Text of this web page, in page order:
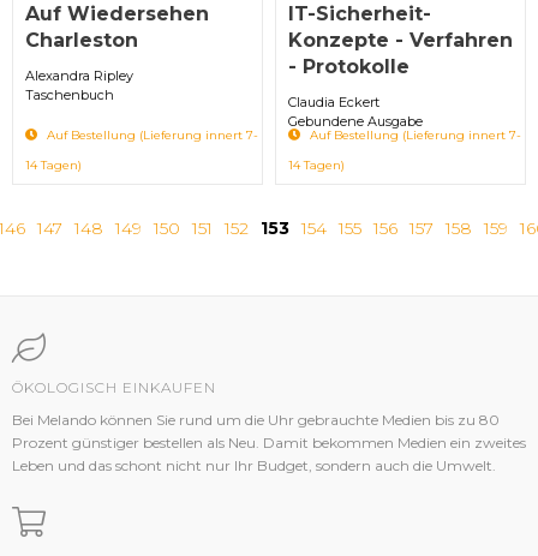
Auf Wiedersehen
Charleston
Alexandra Ripley
Taschenbuch
Auf Bestellung (Lieferung innert 7-
14 Tagen)
IT-Sicherheit-
Konzepte - Verfahren
- Protokolle
Claudia Eckert
Gebundene Ausgabe
Auf Bestellung (Lieferung innert 7-
14 Tagen)
147 148 149 150 151 152 153 154 155 156 157 158 159
ÖKOLOGISCH EINKAUFEN
Bei Melando können Sie rund um die Uhr gebrauchte Medien bis zu 80
Prozent günstiger bestellen als Neu. Damit bekommen Medien ein zweites
Leben und das schont nicht nur Ihr Budget, sondern auch die Umwelt.